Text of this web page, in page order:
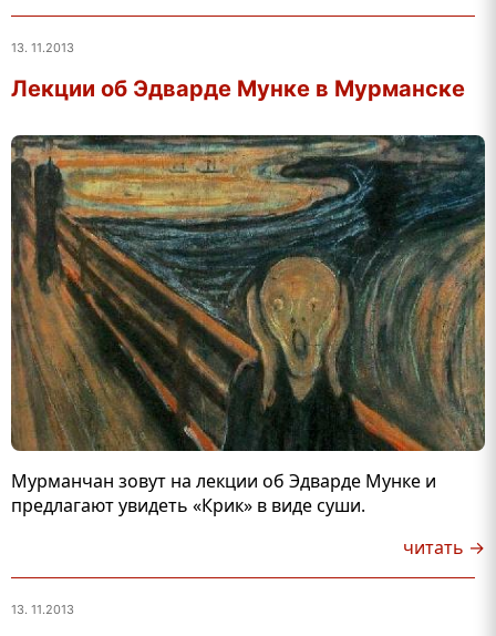
13. 11.2013
Лекции об Эдварде Мунке в Мурманске
Мурманчан зовут на лекции об Эдварде Мунке и
предлагают увидеть «Крик» в виде суши.
читать →
13. 11.2013